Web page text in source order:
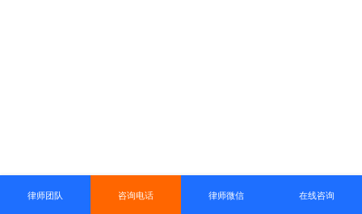
律师团队 咨询电话 律师微信 在线咨询